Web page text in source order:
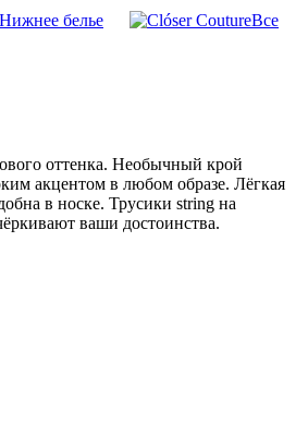
белье
Все
оттенка. Необычный крой
акцентом в любом образе. Лёгкая
в носке. Трусики string на
ваши достоинства.